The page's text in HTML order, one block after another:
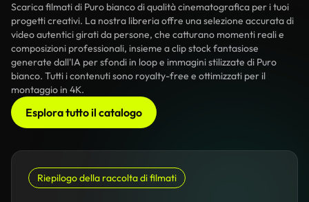
Scarica filmati di Puro bianco di qualità cinematografica per i tuoi
progetti creativi. La nostra libreria offre una selezione accurata di
video autentici girati da persone, che catturano momenti reali e
composizioni professionali, insieme a clip stock fantasiose
generate dall'IA per sfondi in loop e immagini stilizzate di Puro
bianco. Tutti i contenuti sono royalty-free e ottimizzati per il
montaggio in 4K.
Esplora tutto il catalogo
Riepilogo della raccolta di filmati